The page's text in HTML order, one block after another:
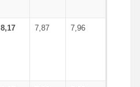
8,17 7,87 7,96